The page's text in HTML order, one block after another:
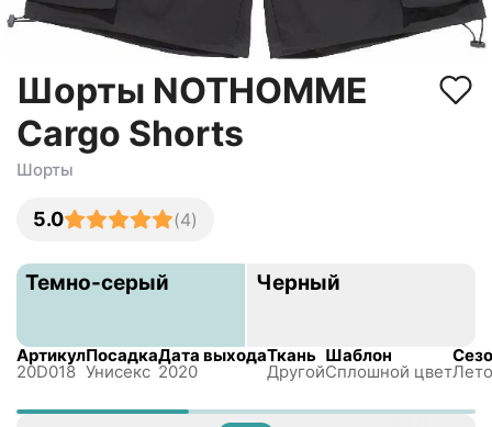
Шорты NOTHOMME
Cargo Shorts
Шорты
5.0 (4)
Темно-серый Черный
Артикул
20D018
Посадка
Унисекс
Дата выхода
2020
Ткань
Другой
Шаблон
Сплошной цветЛето